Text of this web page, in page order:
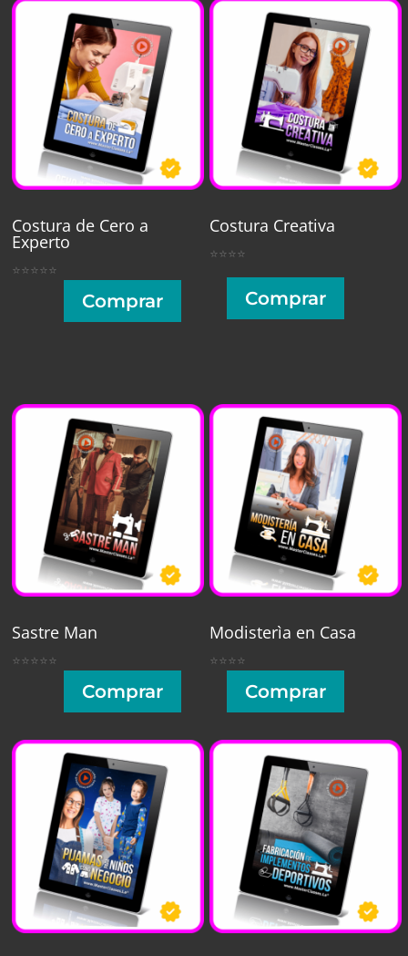
Costura de Cero a
Experto
⭐⭐⭐⭐⭐
Comprar
Costura Creativa
⭐⭐⭐⭐
Comprar
Sastre Man
⭐⭐⭐⭐⭐
Comprar
Modisterìa en Casa
⭐⭐⭐⭐
Comprar